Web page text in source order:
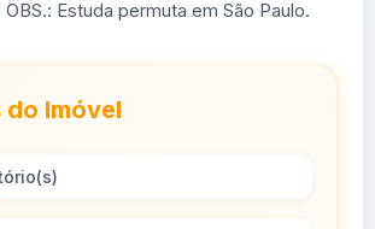
Estuda permuta em São Paulo.
do Imóvel